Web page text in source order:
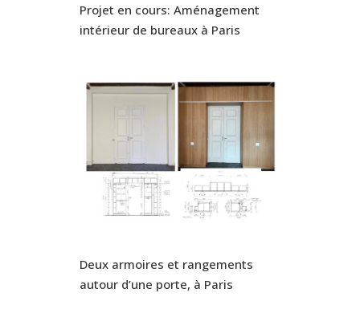
Projet en cours: Aménagement
intérieur de bureaux à Paris
Deux armoires et rangements
autour d’une porte, à Paris